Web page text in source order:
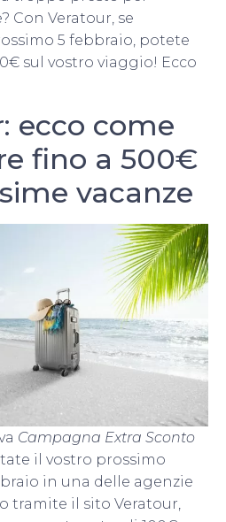
Con Veratour, se
5 febbraio, potete
sul vostro viaggio! Ecco
ecco come
fino a 500€
vacanze
Campagna Extra Sconto
il vostro prossimo
in una delle agenzie
tramite il sito Veratour,